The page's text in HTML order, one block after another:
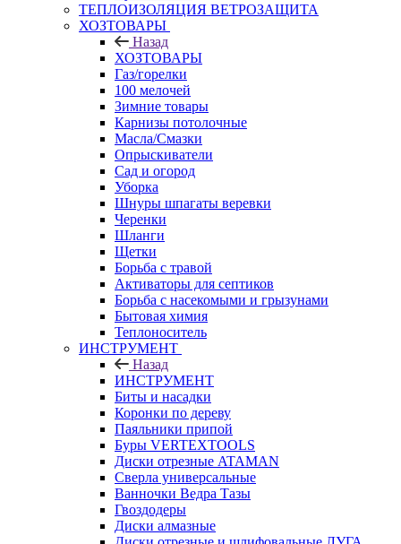
ТЕПЛОИЗОЛЯЦИЯ ВЕТРОЗАЩИТА
ХОЗТОВАРЫ
Назад
ХОЗТОВАРЫ
Газ/горелки
100 мелочей
Зимние товары
Карнизы потолочные
Масла/Смазки
Опрыскиватели
Сад и огород
Уборка
Шнуры шпагаты веревки
Черенки
Шланги
Щетки
Борьба с травой
Активаторы для септиков
Борьба с насекомыми и грызунами
Бытовая химия
Теплоноситель
ИНСТРУМЕНТ
Назад
ИНСТРУМЕНТ
Биты и насадки
Коронки по дереву
Паяльники припой
Буры VERTEXTOOLS
Диски отрезные ATAMAN
Сверла универсальные
Ванночки Ведра Тазы
Гвоздодеры
Диски алмазные